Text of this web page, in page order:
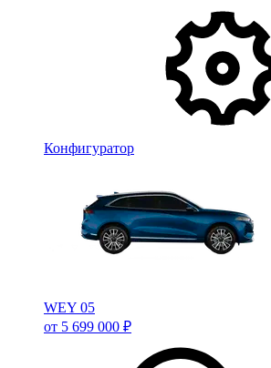
Конфигуратор
WEY 05
от 5 699 000 ₽